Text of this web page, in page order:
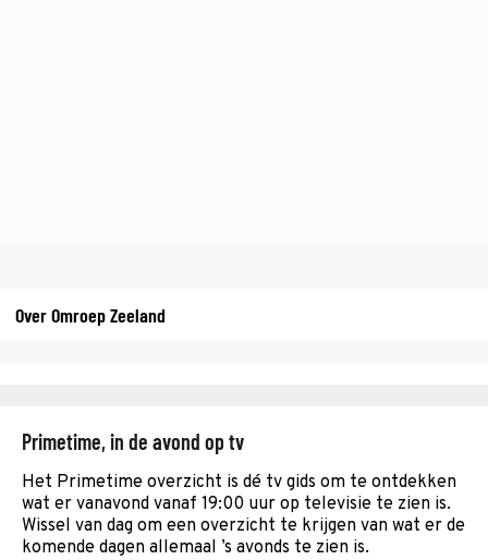
Over Omroep Zeeland
Primetime, in de avond op tv
Het Primetime overzicht is dé tv gids om te ontdekken
wat er vanavond vanaf 19:00 uur op televisie te zien is.
Wissel van dag om een overzicht te krijgen van wat er de
komende dagen allemaal ’s avonds te zien is.